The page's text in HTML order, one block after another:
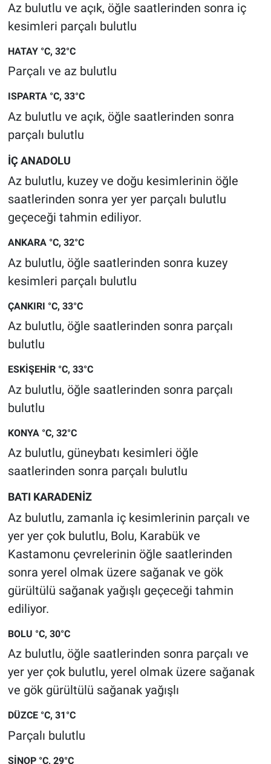
Az bulutlu ve açık, öğle saatlerinden sonra iç
kesimleri parçalı bulutlu
HATAY °C, 32°C
Parçalı ve az bulutlu
ISPARTA °C, 33°C
Az bulutlu ve açık, öğle saatlerinden sonra
parçalı bulutlu
İÇ ANADOLU
Az bulutlu, kuzey ve doğu kesimlerinin öğle
saatlerinden sonra yer yer parçalı bulutlu
geçeceği tahmin ediliyor.
ANKARA °C, 32°C
Az bulutlu, öğle saatlerinden sonra kuzey
kesimleri parçalı bulutlu
ÇANKIRI °C, 33°C
Az bulutlu, öğle saatlerinden sonra parçalı
bulutlu
ESKİŞEHİR °C, 33°C
Az bulutlu, öğle saatlerinden sonra parçalı
bulutlu
KONYA °C, 32°C
Az bulutlu, güneybatı kesimleri öğle
saatlerinden sonra parçalı bulutlu
BATI KARADENİZ
Az bulutlu, zamanla iç kesimlerinin parçalı ve
yer yer çok bulutlu, Bolu, Karabük ve
Kastamonu çevrelerinin öğle saatlerinden
sonra yerel olmak üzere sağanak ve gök
gürültülü sağanak yağışlı geçeceği tahmin
ediliyor.
BOLU °C, 30°C
Az bulutlu, öğle saatlerinden sonra parçalı ve
yer yer çok bulutlu, yerel olmak üzere sağanak
ve gök gürültülü sağanak yağışlı
DÜZCE °C, 31°C
Parçalı bulutlu
SİNOP °C, 29°C